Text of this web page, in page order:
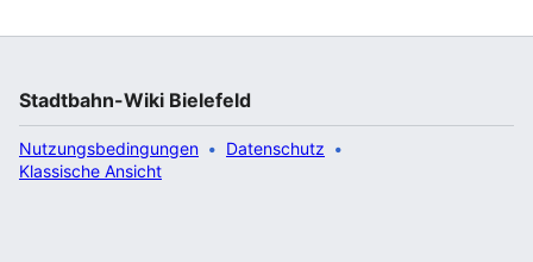
Stadtbahn-Wiki Bielefeld
Datenschutz
Nutzungsbedingungen
Klassische Ansicht